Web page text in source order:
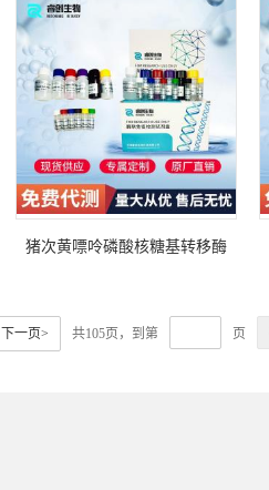
猪次黄嘌呤磷酸核糖基转移酶
下一页> 共105页，到第 页